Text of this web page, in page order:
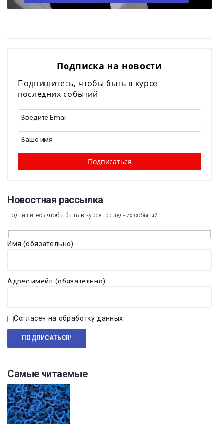
Подписка на новости
Подпишитесь, чтобы быть в курсе
последних событий
Новостная рассылка​
Подпишитесь чтобы быть в курсе последних событий
Имя (обязательно)
Адрес имейл (обязательно)
Согласен на обработку данных
Самые читаемые